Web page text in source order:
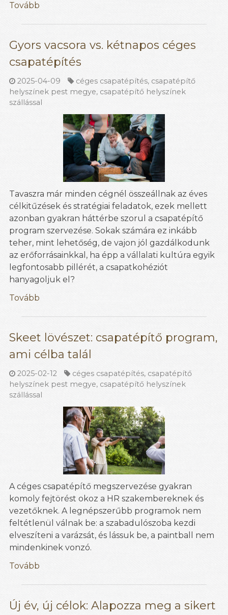
Tovább
Gyors vacsora vs. kétnapos céges
csapatépítés
2025-04-09 céges csapatépítés, csapatépítő
helyszínek pest megye, csapatépítő helyszínek
szállással
Tavaszra már minden cégnél összeállnak az éves
célkitűzések és stratégiai feladatok, ezek mellett
azonban gyakran háttérbe szorul a csapatépítő
program szervezése. Sokak számára ez inkább
teher, mint lehetőség, de vajon jól gazdálkodunk
az erőforrásainkkal, ha épp a vállalati kultúra egyik
legfontosabb pillérét, a csapatkohéziót
hanyagoljuk el?
Tovább
Skeet lövészet: csapatépítő program,
ami célba talál
2025-02-12 céges csapatépítés, csapatépítő
helyszínek pest megye, csapatépítő helyszínek
szállással
A céges csapatépítő megszervezése gyakran
komoly fejtörést okoz a HR szakembereknek és
vezetőknek. A legnépszerűbb programok nem
feltétlenül válnak be: a szabadulószoba kezdi
elveszíteni a varázsát, és lássuk be, a paintball nem
mindenkinek vonzó.
Tovább
Új év, új célok: Alapozza meg a sikert